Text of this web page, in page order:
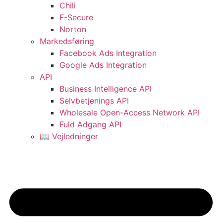
Chili
F-Secure
Norton
Markedsføring
Facebook Ads Integration
Google Ads Integration
API
Business Intelligence API
Selvbetjenings API
Wholesale Open-Access Network API
Fuld Adgang API
📖 Vejledninger